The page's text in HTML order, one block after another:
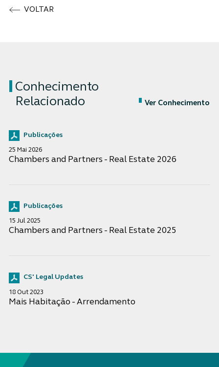
VOLTAR
Conhecimento
Relacionado
Ver Conhecimento
Publicações
25 Mai 2026
Chambers and Partners - Real Estate 2026
Publicações
15 Jul 2025
Chambers and Partners - Real Estate 2025
CS' Legal Updates
18 Out 2023
Mais Habitação - Arrendamento